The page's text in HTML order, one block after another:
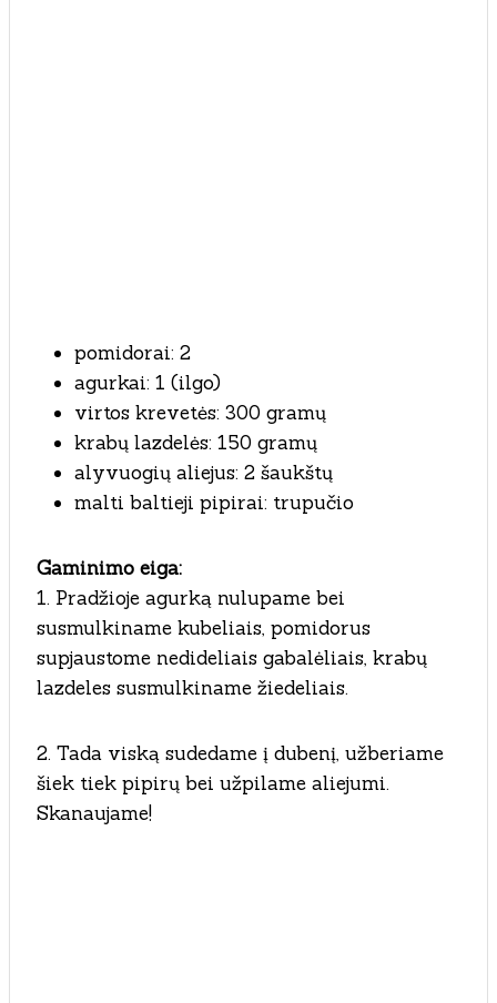
pomidorai: 2
agurkai: 1 (ilgo)
virtos krevetės: 300 gramų
krabų lazdelės: 150 gramų
alyvuogių aliejus: 2 šaukštų
malti baltieji pipirai: trupučio
Gaminimo eiga:
1. Pradžioje agurką nulupame bei
susmulkiname kubeliais, pomidorus
supjaustome nedideliais gabalėliais, krabų
lazdeles susmulkiname žiedeliais.
2. Tada viską sudedame į dubenį, užberiame
šiek tiek pipirų bei užpilame aliejumi.
Skanaujame!